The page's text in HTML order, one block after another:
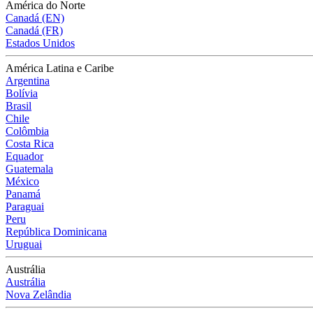
América do Norte
Canadá (EN)
Canadá (FR)
Estados Unidos
América Latina e Caribe
Argentina
Bolívia
Brasil
Chile
Colômbia
Costa Rica
Equador
Guatemala
México
Panamá
Paraguai
Peru
República Dominicana
Uruguai
Austrália
Austrália
Nova Zelândia